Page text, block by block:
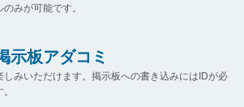
みが可能です。
示板アダコミ
しみいただけます。掲示板への書き込みにはIDが必